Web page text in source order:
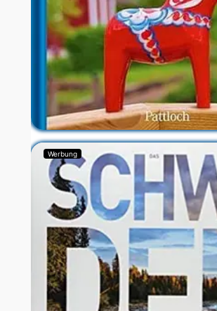
Werbung